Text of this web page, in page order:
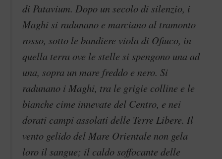
di Patavium. Dopo un secolo di silenzio, i
Maghi si radunano e marciano al tramonto
rosso, sotto le bandiere viola di Ofiuco, in
quella terra ove le stelle si spengono una ad
una, sopra un mare freddo e nero. Si
radunano i Maghi, tra le grigie colline e le
bianche cime innevate del Centro, e nei
dorati campi assolati delle Terre Libere. Il
vento gelido del Mare Orientale non gela
loro il sangue; il caldo soffocante delle